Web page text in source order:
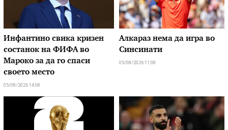
Инфантино свика кризен
состанок на ФИФА во
Мароко за да го спаси
своето место
05/08/2026 14:08
Алкараз нема да игра во
Синсинати
05/08/2026 11:08